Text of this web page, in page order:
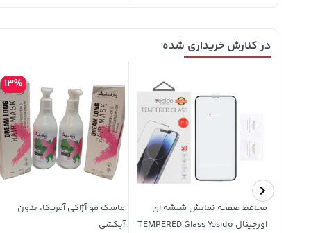
در کنارش خریداری شده
محافظ صفحه نمایش شیشه ای
اورجینال TEMPERED Glass Yesido
ماسک مو آژاکی آمریکا، بدون
آبکشی
13%